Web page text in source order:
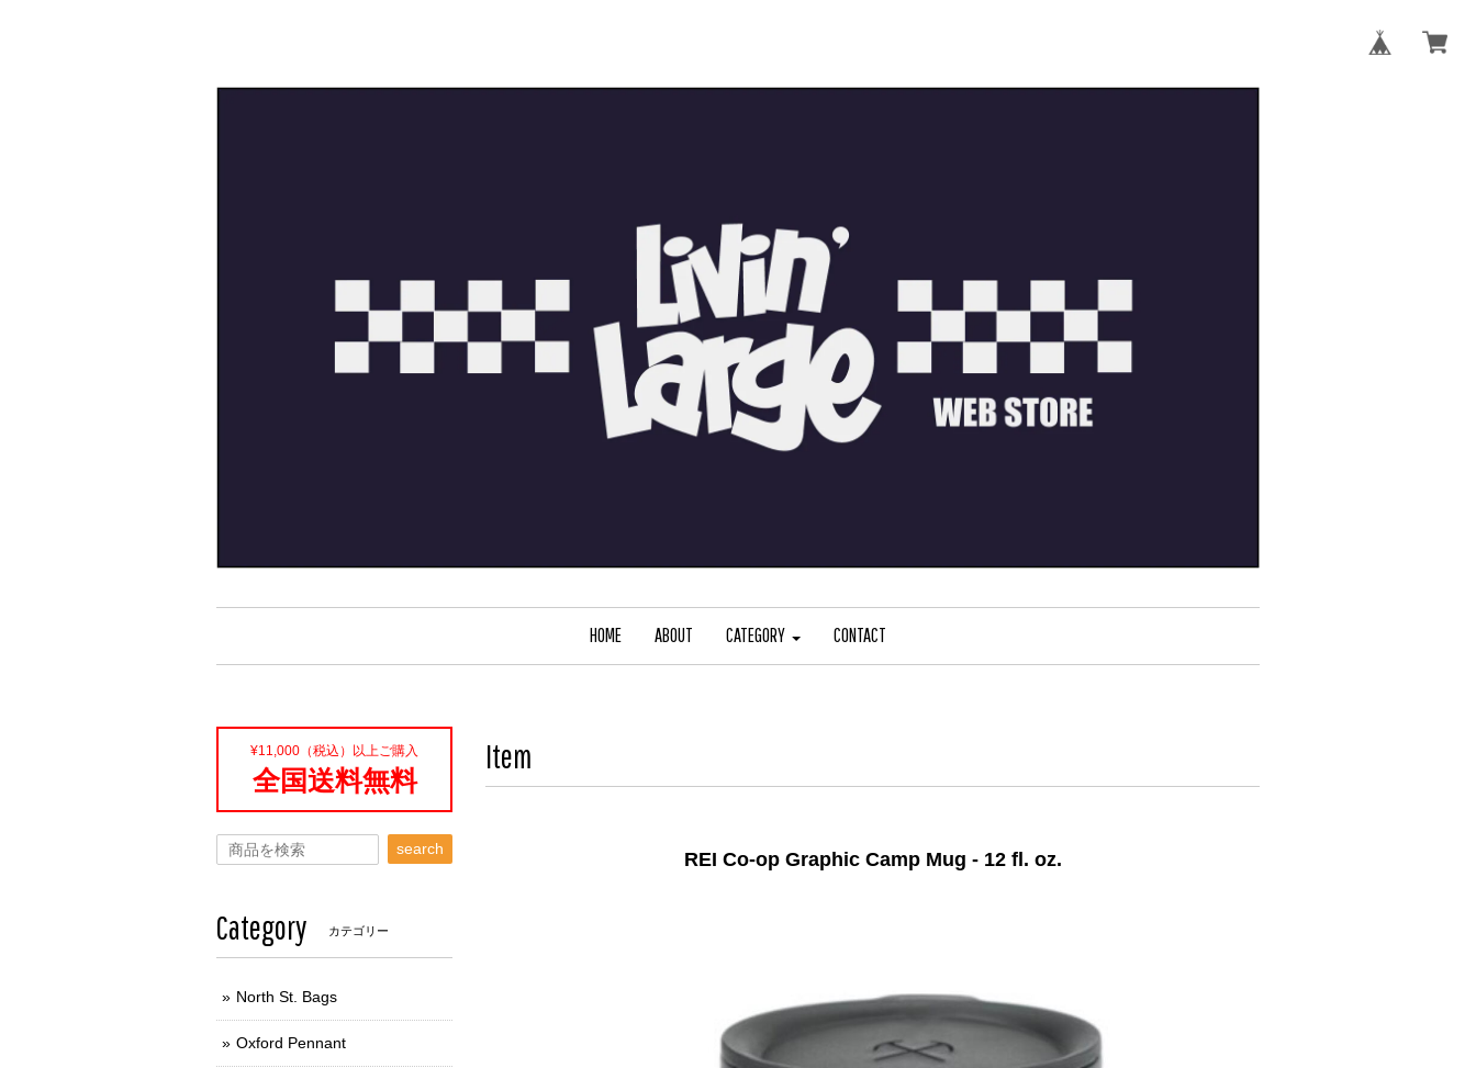
HOME ABOUT CATEGORY CONTACT
Item
REI Co-op Graphic Camp Mug - 12 fl. oz.
¥11,000（税込）以上ご購入
全国送料無料
search
Category カテゴリー
North St. Bags
Oxford Pennant